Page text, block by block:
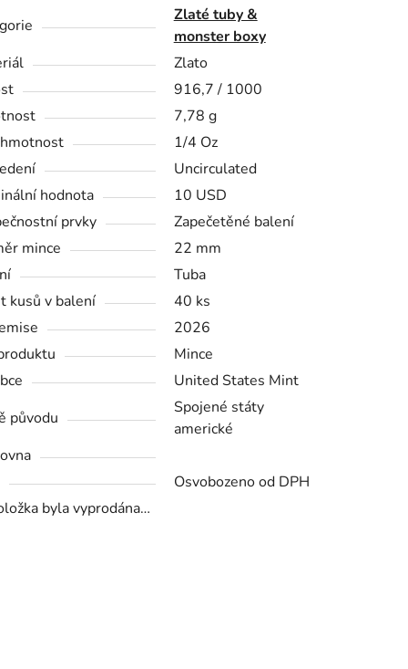
Zlaté tuby &
monster boxy
Zlato
916,7 / 1000
7,78 g
1/4 Oz
Uncirculated
hodnota
10 USD
prvky
Zapečetěné balení
mince
22 mm
Tuba
kusů v balení
40 ks
2026
Mince
United States Mint
původu
Spojené státy
americké
Osvobozeno od DPH
byla vyprodána…